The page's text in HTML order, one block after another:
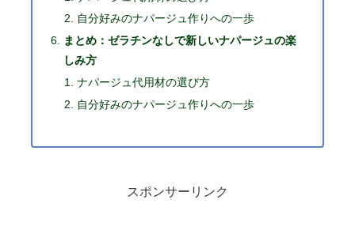
自分好みのナパージュ作りへの一歩
まとめ：ゼラチンなしで新しいナパージュの楽
しみ方
ナパージュ代用材の選び方
自分好みのナパージュ作りへの一歩
スポンサーリンク